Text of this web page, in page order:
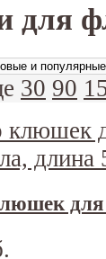
30 90
для